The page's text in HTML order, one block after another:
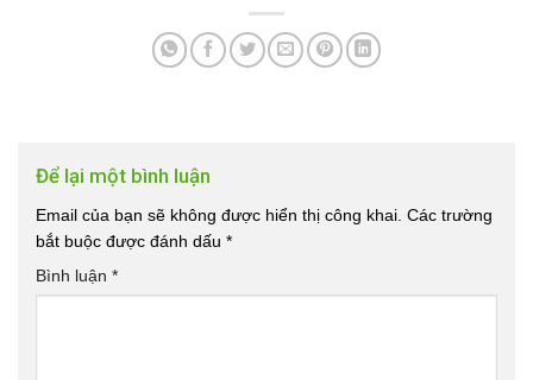
Để lại một bình luận
Email của bạn sẽ không được hiển thị công khai. Các trường
bắt buộc được đánh dấu *
Bình luận *